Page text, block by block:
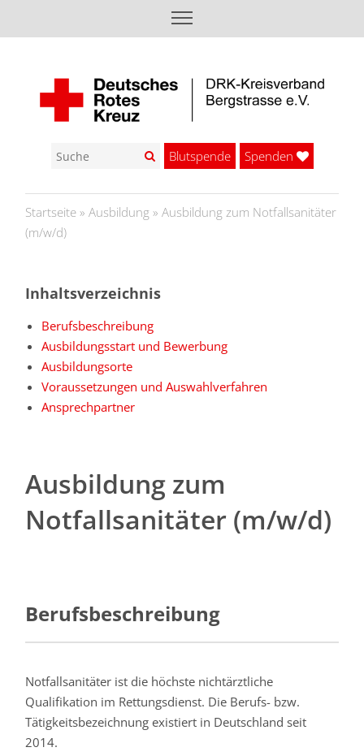
Blutspende Spenden
Startseite »Ausbildung »Ausbildung zum Notfallsanitäter
(m/w/d)
Ausbildung zum
Notfallsanitäter (m/w/d)
Berufsbeschreibung
Notfallsanitäter ist die höchste nichtärztliche
Qualifikation im Rettungsdienst. Die Berufs- bzw.
Tätigkeitsbezeichnung existiert in Deutschland seit
2014.
Inhaltsverzeichnis
Berufsbeschreibung
Ausbildungsstart und Bewerbung
Ausbildungsorte
Voraussetzungen und Auswahlverfahren
Ansprechpartner